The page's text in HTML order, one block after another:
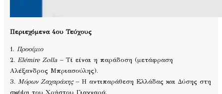
Περιεχόμενα 4ου Τεύχους
1. Προοίμιο
2. Elémire Zolla – Τί είναι η παράδοση (μετάφραση
Αλέξανδρος Μπριασούλης).
3. Μύρων Ζαχαράκης– Η αντιπαράθεση Ελλάδας και Δύσης στη